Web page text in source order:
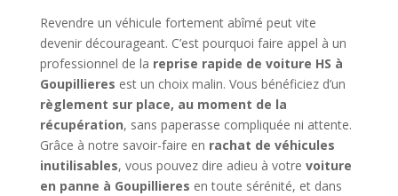
Revendre un véhicule fortement abîmé peut vite
devenir décourageant. C’est pourquoi faire appel à un
professionnel de la reprise rapide de voiture HS à
Goupillieres est un choix malin. Vous bénéficiez d’un
règlement sur place, au moment de la
récupération, sans paperasse compliquée ni attente.
Grâce à notre savoir-faire en rachat de véhicules
inutilisables, vous pouvez dire adieu à votre voiture
en panne à Goupillieres en toute sérénité, et dans